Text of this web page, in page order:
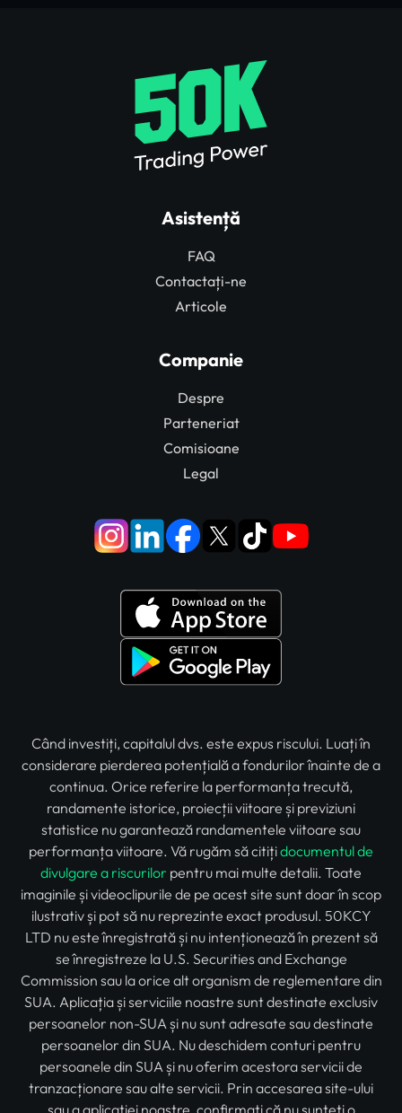
Asistență
FAQ
Contactați-ne
Articole
Companie
Despre
Parteneriat
Comisioane
Legal
Când investiți, capitalul dvs. este expus riscului. Luați în
considerare pierderea potențială a fondurilor înainte de a
continua. Orice referire la performanța trecută,
randamente istorice, proiecții viitoare și previziuni
statistice nu garantează randamentele viitoare sau
performanța viitoare. Vă rugăm să citițidocumentul de
divulgare a riscurilor pentru mai multe detalii. Toate
imaginile și videoclipurile de pe acest site sunt doar în scop
ilustrativ și pot să nu reprezinte exact produsul. 50KCY
LTD nu este înregistrată și nu intenționează în prezent să
se înregistreze la U.S. Securities and Exchange
Commission sau la orice alt organism de reglementare din
SUA. Aplicația și serviciile noastre sunt destinate exclusiv
persoanelor non-SUA și nu sunt adresate sau destinate
persoanelor din SUA. Nu deschidem conturi pentru
persoanele din SUA și nu oferim acestora servicii de
tranzacționare sau alte servicii. Prin accesarea site-ului